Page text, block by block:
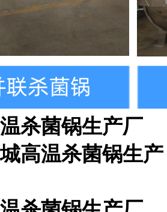
杀菌锅生产厂
高温杀菌锅生产